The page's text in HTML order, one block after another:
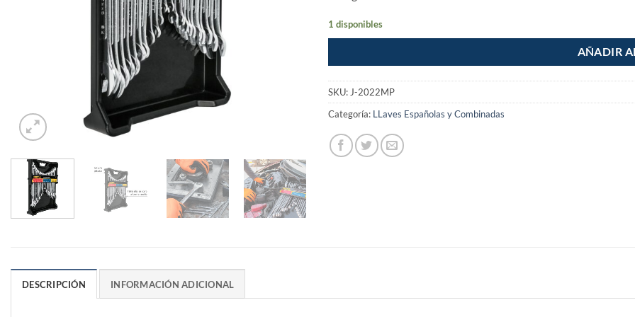
1 disponibles
AÑADIR
SKU: J-2022MP
Categoría: LLaves Españolas y Combinadas
DESCRIPCIÓN INFORMACIÓN ADICIONAL